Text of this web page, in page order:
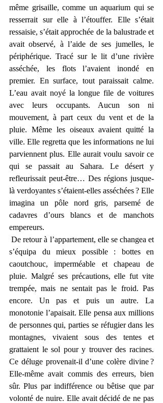
même grisaille, comme un aquarium qui se
resserrait sur elle à l’étouffer. Elle s’était
ressaisie, s’était approchée de la balustrade et
avait observé, à l’aide de ses jumelles, le
périphérique. Tracé sur le lit d’une rivière
asséchée, les flots l’avaient inondé en
premier. En surface, tout paraissait calme.
L’eau avait noyé la longue file de voitures
avec leurs occupants. Aucun son ni
mouvement, à part ceux du vent et de la
pluie. Même les oiseaux avaient quitté la
ville. Elle regretta que les informations ne lui
parviennent plus. Elle aurait voulu savoir ce
qui se passait au Sahara. Le désert y
refleurissait peut-être… Des régions jusque-
là verdoyantes s’étaient-elles asséchées ? Elle
imagina un pôle nord gris, parsemé de
cadavres d’ours blancs et de manchots
empereurs.
De retour à l’appartement, elle se changea et
s’équipa du mieux possible : bottes en
caoutchouc, imperméable et chapeau de
pluie. Malgré ses précautions, elle fut vite
trempée, mais ne sentait pas le froid. Pas
encore. Un pas et puis un autre. La
monotonie l’apaisait. Elle pensa aux millions
de personnes qui, parties se réfugier dans les
montagnes, vivaient sous des tentes et
grattaient le sol pour y trouver des racines.
Ce déluge provenait-il d’une colère divine ?
Elle-même avait commis des erreurs, bien
sûr. Plus par indifférence ou bêtise que par
volonté de nuire. Elle avait décidé de ne pas